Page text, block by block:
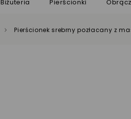
Biżuteria Pierścionki
Pierścionek srebrny pozłacany z